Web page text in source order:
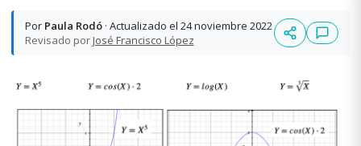
Por Paula Rodó· Actualizado el 24 noviembre 2022
Revisado porJosé Francisco López